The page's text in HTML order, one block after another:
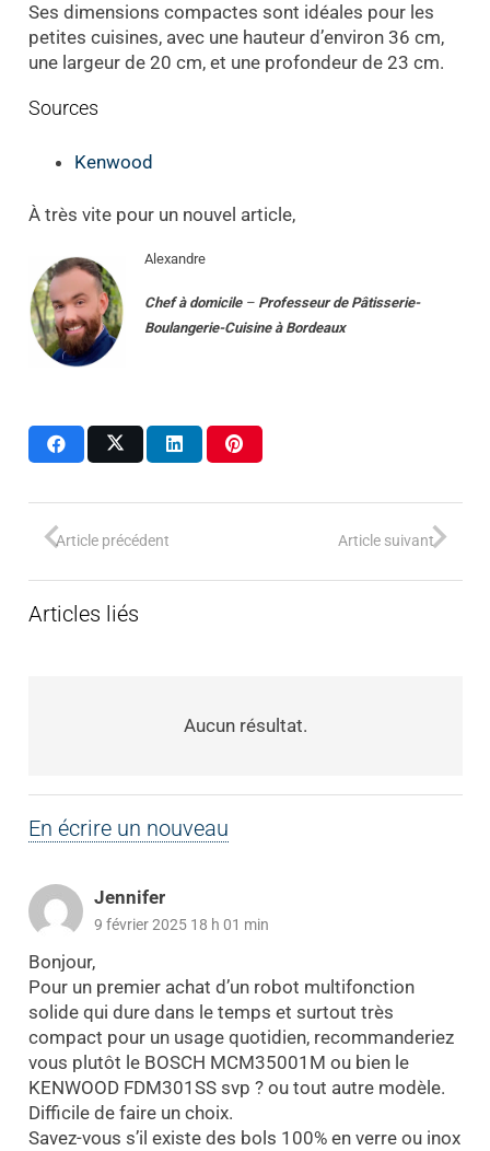
Ses dimensions compactes sont idéales pour les
petites cuisines, avec une hauteur d’environ 36 cm,
une largeur de 20 cm, et une profondeur de 23 cm.
Sources
Kenwood
À très vite pour un nouvel article,
Alexandre
Chef à domicile– Professeur de Pâtisserie-
Boulangerie-Cuisine à Bordeaux
Article précédent Article suivant
Articles liés
Aucun résultat.
En écrire un nouveau
Jennifer
9 février 2025 18 h 01 min
Bonjour,
Pour un premier achat d’un robot multifonction
solide qui dure dans le temps et surtout très
compact pour un usage quotidien, recommanderiez
vous plutôt le BOSCH MCM35001M ou bien le
KENWOOD FDM301SS svp ? ou tout autre modèle.
Difficile de faire un choix.
Savez-vous s’il existe des bols 100% en verre ou inox